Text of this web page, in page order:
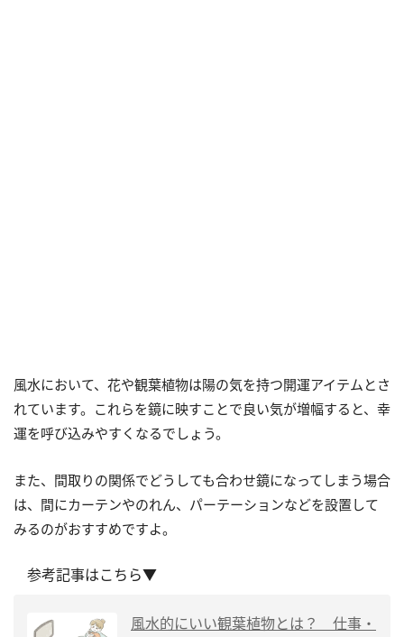
風水において、花や観葉植物は陽の気を持つ開運アイテムとさ
れています。これらを鏡に映すことで良い気が増幅すると、幸
運を呼び込みやすくなるでしょう。
また、間取りの関係でどうしても合わせ鏡になってしまう場合
は、間にカーテンやのれん、パーテーションなどを設置して
みるのがおすすめですよ。
参考記事はこちら▼
風水的にいい観葉植物とは？ 仕事・